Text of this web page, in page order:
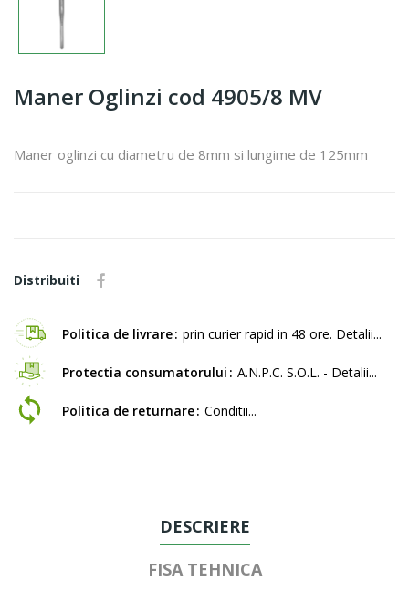
Maner Oglinzi cod 4905/8 MV
Maner oglinzi cu diametru de 8mm si lungime de 125mm
Distribuiti
Politica de livrare prin curier rapid in 48 ore. Detalii...
Protectia consumatorului A.N.P.C. S.O.L. - Detalii...
Politica de returnare Conditii...
DESCRIERE
FISA TEHNICA